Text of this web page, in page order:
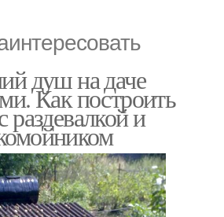
душ на даче
Как построить
и